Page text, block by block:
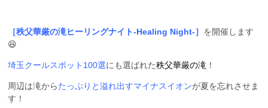
［秩父華厳の滝ヒーリングナイト-Healing Night-］ を開催します
😆
埼玉クールスポット100選にも選ばれた秩父華厳の滝 ！
周辺は滝からたっぷりと溢れ出すマイナスイオンが夏を忘れさせま
す！